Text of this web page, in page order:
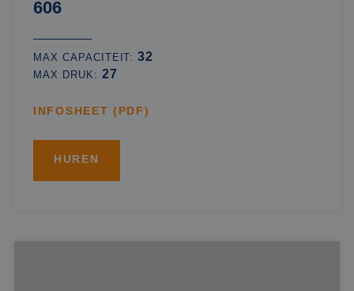
606
MAX CAPACITEIT:32
MAX DRUK: 27
INFOSHEET (PDF)
HUREN